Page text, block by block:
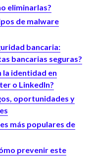
eliminarlas?
de malware
bancaria:
bancarias seguras?
la identidad en
o LinkedIn?
oportunidades y
más populares de
prevenir este